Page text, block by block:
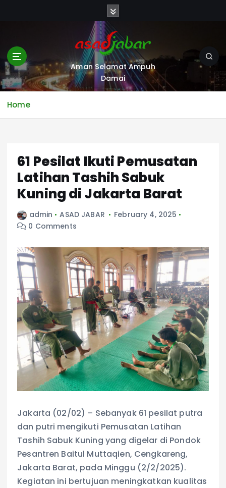
o
o
e
Aman Selamat Ampuh
Damai
Home
61 Pesilat Ikuti Pemusatan
Latihan Tashih Sabuk
Kuning di Jakarta Barat
admin ASAD JABAR
February 4, 2025
0 Comments
Jakarta (02/02) – Sebanyak 61 pesilat putra
dan putri mengikuti Pemusatan Latihan
Tashih Sabuk Kuning yang digelar di Pondok
Pesantren Baitul Muttaqien, Cengkareng,
Jakarta Barat, pada Minggu (2/2/2025).
Kegiatan ini bertujuan meningkatkan kualitas